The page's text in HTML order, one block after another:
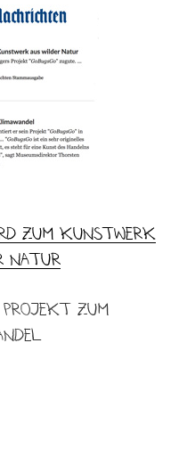
zum Kunstwerk
Natur
zum